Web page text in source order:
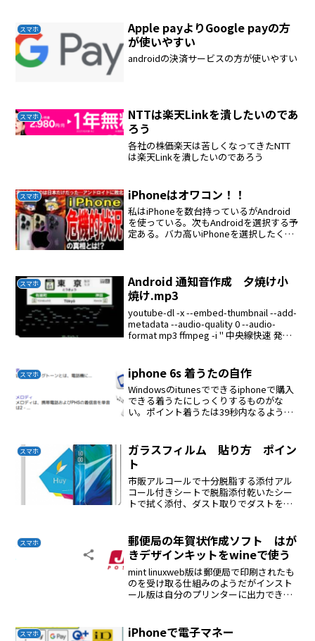
スマホ
Apple payよりGoogle payの方
が使いやすい
androidの決済サービスの方が使いやすい
スマホ
NTTは楽天Linkを潰したいのであ
ろう
各社の株価楽天は苦しくなってきたNTT
は楽天Linkを潰したいのであろう
スマホ iPhoneはオワコン！！
私はiPhoneを数台持っているがAndroid
を使っている。次もAndroidを選択する予
定ある。バカ高いiPhoneを選択したくな
スマホ
Android 通知音作成 夕焼け小
焼け.mp3
youtube-dl -x --embed-thumbnail --add-
metadata --audio-quality 0 --audio-
format mp3 ffmpeg -i " 中央線快速 発車
スマホ iphone 6s 着うたの自作
Windowsのitunesでできるiphoneで購入
できる着うたにしっくりするものがな
い。ポイント着うたは39秒内なるように
作るaacファイルに変換するできた...
スマホ
ガラスフィルム 貼り方 ポイン
ト
市販アルコールで十分脱脂する添付アル
コール付きシートで脱脂添付乾いたシー
トで拭く添付、ダスト取りでダストを取
スマホ
郵便局の年賀状作成ソフト はが
きデザインキットをwineで使う
mint linuxweb版は郵便局で印刷されたも
のを受け取る仕組みのようだがインスト
ール版は自分のプリンターに出力できる
chromeはうまくいか...
スマホ iPhoneで電子マネー